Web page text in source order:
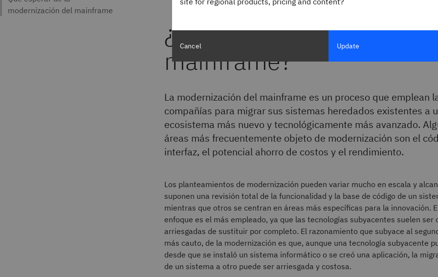
¿Qué es la
mainframe?
La modernización del mainframe es un proceso que emplean
compañías para migrar sus sistemas heredados existentes a
ecosistema más nuevo y tecnológicamente más avanzado.
áreas más frecuentemente objeto de modernización son el
interfaz, el potencial ahorro de costos y el rendimiento.
Los planteamientos de modernización pueden variar mucho en escala y
suponen una revisión total de la funcionalidad y la base de código de un
mientras que otros se centran en áreas más específicas para la innovación.
enfoque es el más empleado, ya que las tecnologías subyacentes suelen ser
arriesgadas de sustituir por completo. El razonamiento que subyace al
más cauto, de la modernización es que, aunque una tecnología subyacente
desde que se instaló un sistema informático o se creó una aplicación, la
de un sistema a otro puede ser arriesgada y costosa.
Cancel Update